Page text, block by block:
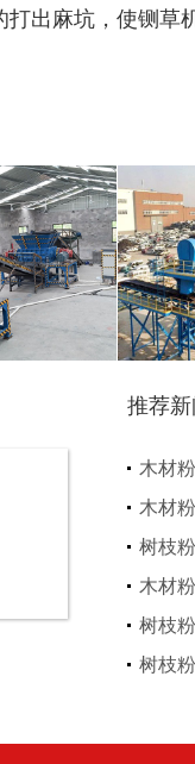
出麻坑，使铡草
机
生
推荐
木材
木材
树枝
木材
树枝
树枝